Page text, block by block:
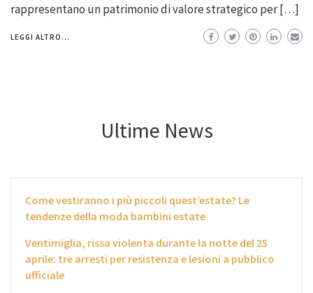
rappresentano un patrimonio di valore strategico per […]
LEGGI ALTRO...
Ultime News
Come vestiranno i più piccoli quest’estate? Le
tendenze della moda bambini estate
Ventimiglia, rissa violenta durante la notte del 25
aprile: tre arresti per resistenza e lesioni a pubblico
ufficiale